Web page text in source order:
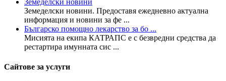
Земеделски новини
Земеделски новини. Предоставя ежедневно актуална
информация и новини за фе ...
Българско помощно лекарство за бо ...
Мисията на екипа КАТРАПС е с безвредни средства да
рестартира имунната сис ...
Сайтове за услуги